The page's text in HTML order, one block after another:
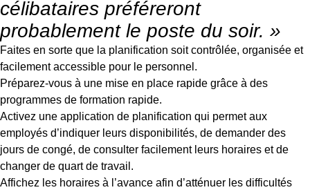
célibataires préféreront
probablement le poste du soir. »
Faites en sorte que la planification soit contrôlée, organisée et
facilement accessible pour le personnel.
Préparez-vous à une mise en place rapide grâce à des
programmes de formation rapide.
Activez une application de planification qui permet aux
employés d’indiquer leurs disponibilités, de demander des
jours de congé, de consulter facilement leurs horaires et de
changer de quart de travail.
Affichez les horaires à l’avance afin d’atténuer les difficultés